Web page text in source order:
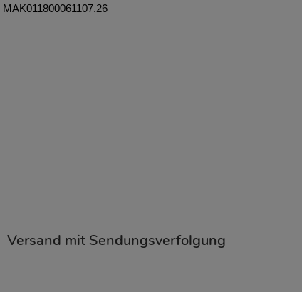
MAK011800061107.26
Versand mit Sendungsverfolgung